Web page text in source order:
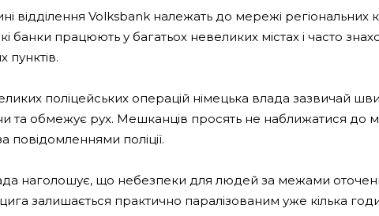
відділення Volksbank належать до мережі регіональних
банки працюють у багатьох невеликих містах і часто
пунктів.
поліцейських операцій німецька влада зазвичай
та обмежує рух. Мешканців просять не наближатися до
повідомленнями поліції.
наголошує, що небезпеки для людей за межами
залишається практично паралізованим уже кілька